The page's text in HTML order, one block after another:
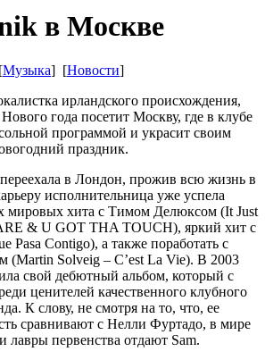
в Москве
Музыка] [Новости]
ирландского происхождения,
года посетит Москву, где в клубе
программой и украсит своим
праздник.
в Лондон, прожив всю жизнь в
исполнительница уже успела
мировых хита с Тимом Делюксом (It Just
& U GOT THA TOUCH), яркий хит с
Pasa Contigo), а также поработать с
(Martin Solveig – C’est La Vie). В 2003
свой дебютный альбом, который с
ценителей качественного клубного
К слову, не смотря на то, что, ее
сравнивают с Нелли Фуртадо, в мире
лавры первенства отдают Sam.